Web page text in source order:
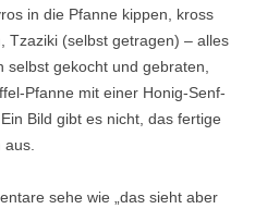
in die Pfanne kippen, kross
Tzaziki (selbst getragen) – alles
gekocht und gebraten,
Pfanne mit einer Honig-Senf-
Bild gibt es nicht, das fertige
sehe wie „das sieht aber